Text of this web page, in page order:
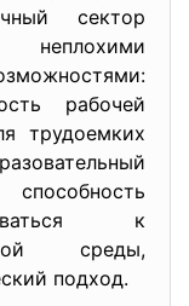
сектор
рабочей
трудоемких
к
среды,
подход.